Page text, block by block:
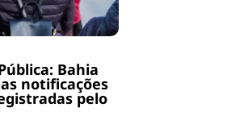
Bahia
notificações
pelo